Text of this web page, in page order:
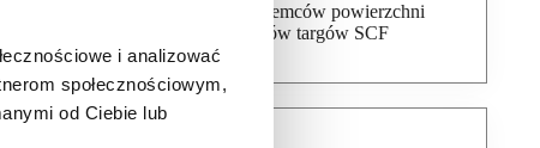
i analizować
społecznościowym,
od Ciebie lub
Bezpłatna wysyłka dla najemców powierzchni
handlowej, uczestników targów SCF